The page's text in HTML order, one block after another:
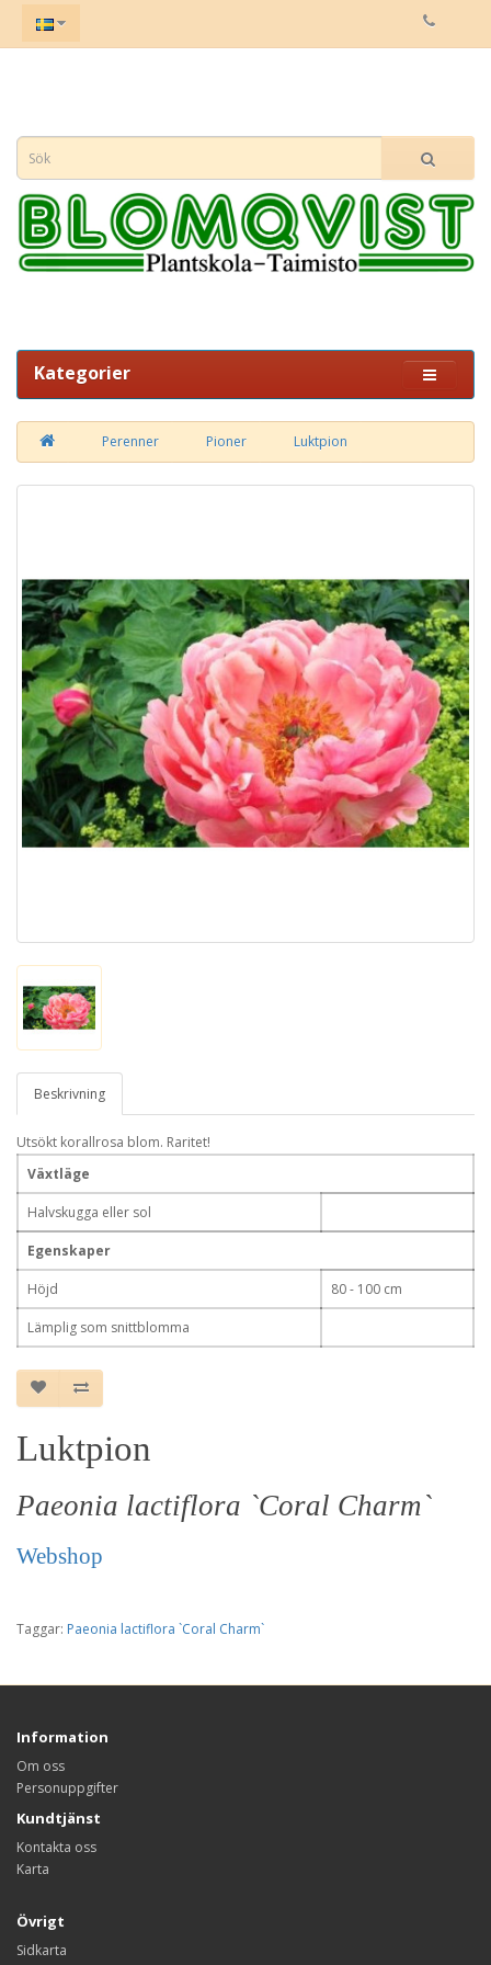
Kategorier
Perenner Pioner Luktpion
Beskrivning
Utsökt korallrosa blom. Raritet!
Växtläge
Halvskugga eller sol
Egenskaper
Höjd 80 - 100 cm
Lämplig som snittblomma
Luktpion
Paeonia lactiflora `Coral Charm`
Webshop
Taggar: Paeonia lactiflora `Coral Charm`
Information
Om oss
Personuppgifter
Kundtjänst
Kontakta oss
Karta
Övrigt
Sidkarta